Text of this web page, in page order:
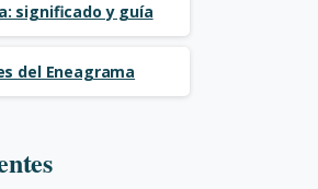
significado y guía
del Eneagrama